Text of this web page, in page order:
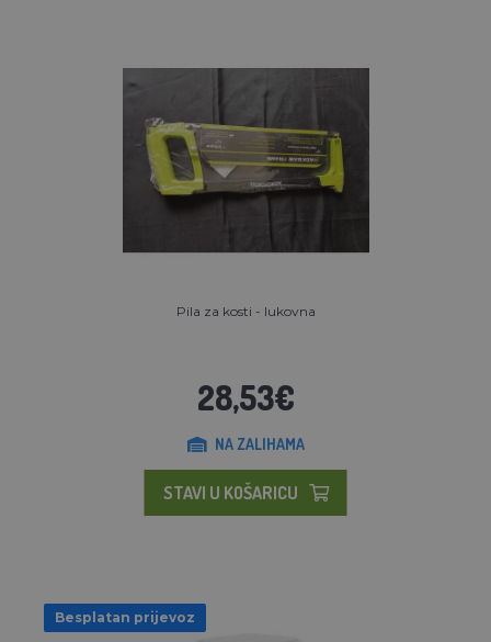
Pila za kosti - lukovna
28,53€
NA ZALIHAMA
STAVI U KOŠARICU
Besplatan prijevoz